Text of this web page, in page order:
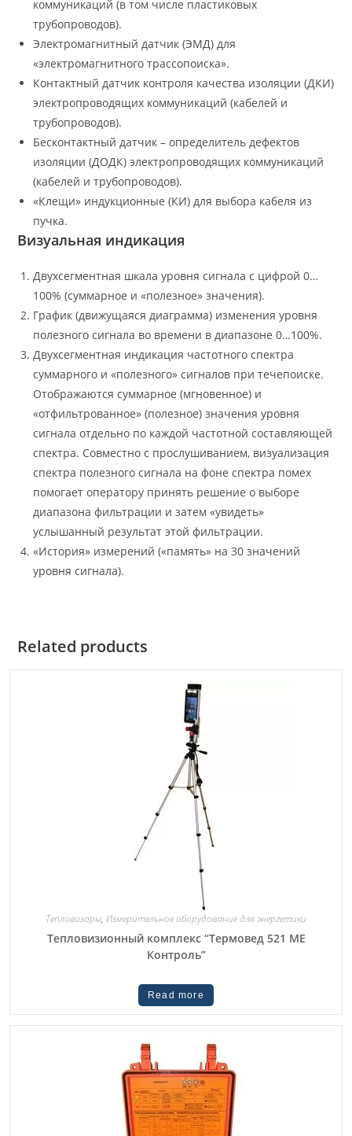
коммуникаций (в том числе пластиковых
трубопроводов).
Электромагнитный датчик (ЭМД) для
«электромагнитного трассопоиска».
Контактный датчик контроля качества изоляции (ДКИ)
электропроводящих коммуникаций (кабелей и
трубопроводов).
Бесконтактный датчик – определитель дефектов
изоляции (ДОДК) электропроводящих коммуникаций
(кабелей и трубопроводов).
«Клещи» индукционные (КИ) для выбора кабеля из
пучка.
Визуальная индикация
Двухсегментная шкала уровня сигнала с цифрой 0…
100% (суммарное и «полезное» значения).
График (движущаяся диаграмма) изменения уровня
полезного сигнала во времени в диапазоне 0…100%.
Двухсегментная индикация частотного спектра
суммарного и «полезного» сигналов при течепоиске.
Отображаются суммарное (мгновенное) и
«отфильтрованное» (полезное) значения уровня
сигнала отдельно по каждой частотной составляющей
спектра. Совместно с прослушиванием, визуализация
спектра полезного сигнала на фоне спектра помех
помогает оператору принять решение о выборе
диапазона фильтрации и затем «увидеть»
услышанный результат этой фильтрации.
«История» измерений («память» на 30 значений
уровня сигнала).
Related products
Тепловизоры, Измерительное оборудование для энергетики
Тепловизионный комплекс “Термовед 521 МЕ
Контроль”
Read more